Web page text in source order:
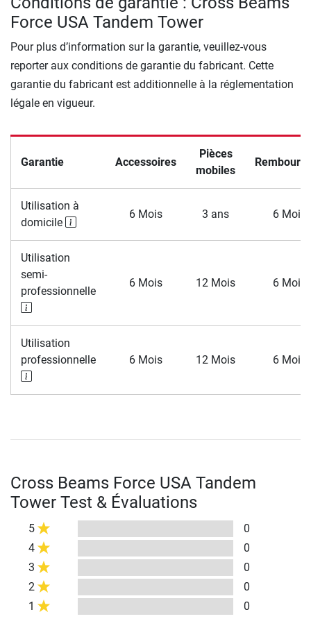
Force USA Tandem Tower
Pour plus d’information sur la garantie, veuillez-vous
reporter aux conditions de garantie du fabricant. Cette
garantie du fabricant est additionnelle à la réglementation
légale en vigueur.
Garantie Accessoires
Pièces
mobiles
Utilisation à
domicile
6 Mois 3 ans 6 Mois
Utilisation
semi-
professionnelle
6 Mois 12 Mois 6 Mois
Utilisation
professionnelle
6 Mois 12 Mois 6 Mois
Cross Beams Force USA Tandem
Tower Test & Évaluations
5
0
4
0
3
0
2
0
1
0